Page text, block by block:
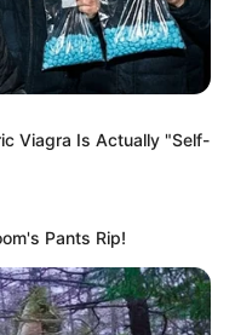
Viagra Is Actually "Self-
Pants Rip!